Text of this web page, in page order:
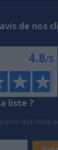
de nos
liste ?
des idées